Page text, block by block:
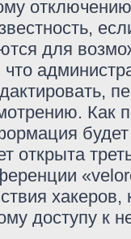
для
что
Как
открыта
доступу к